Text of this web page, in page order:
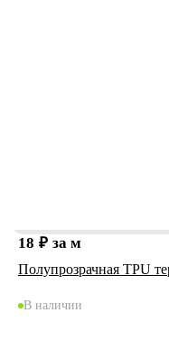
18 ₽ за м
Полупрозрачная TPU
В наличии